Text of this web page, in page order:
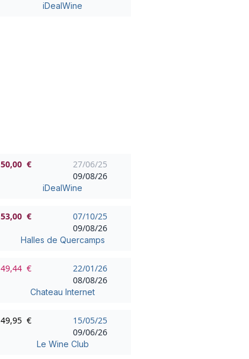
iDealWine
50,00 €
27/06/25
09/08/26
iDealWine
53,00 €
07/10/25
09/08/26
Halles de Quercamps
49,44 €
22/01/26
08/08/26
Chateau Internet
49,95 €
15/05/25
09/06/26
Le Wine Club